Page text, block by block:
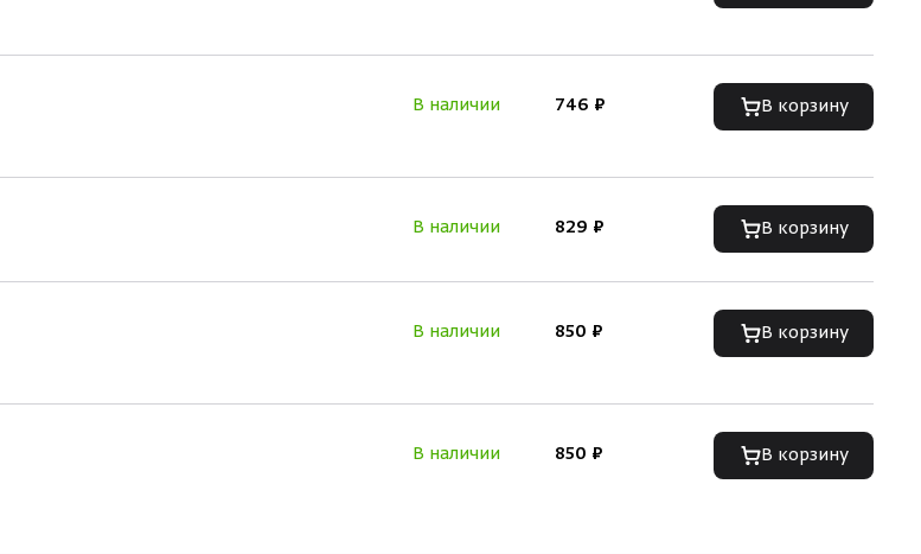
В наличии 746 ₽ В корзину
В наличии 829 ₽ В корзину
В наличии 850 ₽ В корзину
В наличии 850 ₽ В корзину